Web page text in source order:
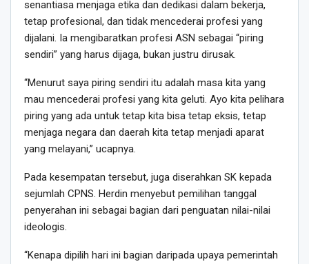
senantiasa menjaga etika dan dedikasi dalam bekerja,
tetap profesional, dan tidak mencederai profesi yang
dijalani. Ia mengibaratkan profesi ASN sebagai “piring
sendiri” yang harus dijaga, bukan justru dirusak.
“Menurut saya piring sendiri itu adalah masa kita yang
mau mencederai profesi yang kita geluti. Ayo kita pelihara
piring yang ada untuk tetap kita bisa tetap eksis, tetap
menjaga negara dan daerah kita tetap menjadi aparat
yang melayani,” ucapnya.
Pada kesempatan tersebut, juga diserahkan SK kepada
sejumlah CPNS. Herdin menyebut pemilihan tanggal
penyerahan ini sebagai bagian dari penguatan nilai-nilai
ideologis.
“Kenapa dipilih hari ini bagian daripada upaya pemerintah